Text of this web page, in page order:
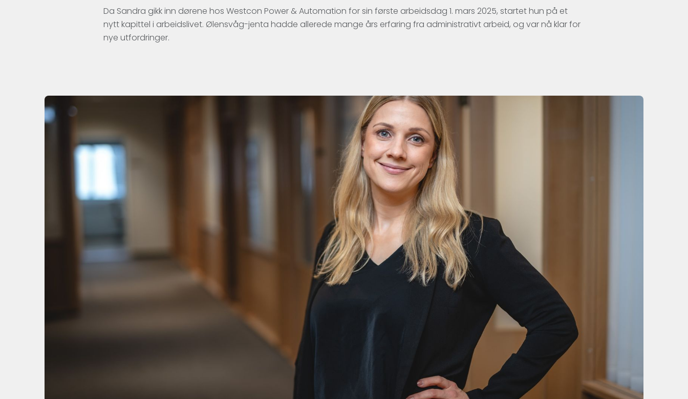
Da Sandra gikk inn dørene hos Westcon Power & Automation for sin første arbeidsdag 1. mars 2025, startet hun på et
nytt kapittel i arbeidslivet. Ølensvåg-jenta hadde allerede mange års erfaring fra administrativt arbeid, og var nå klar for
nye utfordringer.